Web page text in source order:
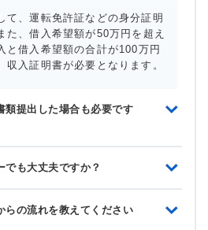
て、運転免許証などの身分証明
た、借入希望額が50万円を超え
と借入希望額の合計が100万円
収入証明書が必要となります。
類提出した場合も必要です
でも大丈夫ですか？
らの流れを教えてください